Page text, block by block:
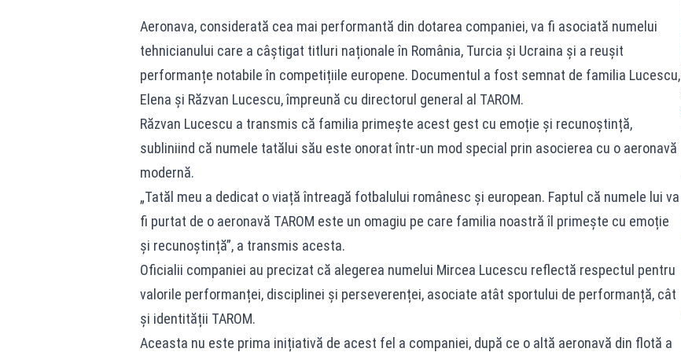
Aeronava, considerată cea mai performantă din dotarea companiei, va fi asociată numelui
tehnicianului care a câștigat titluri naționale în România, Turcia și Ucraina și a reușit
performanțe notabile în competițiile europene. Documentul a fost semnat de familia Lucescu,
Elena și Răzvan Lucescu, împreună cu directorul general al TAROM.
Răzvan Lucescu a transmis că familia primește acest gest cu emoție și recunoștință,
subliniind că numele tatălui său este onorat într-un mod special prin asocierea cu o aeronavă
modernă.
„Tatăl meu a dedicat o viață întreagă fotbalului românesc și european. Faptul că numele lui va
fi purtat de o aeronavă TAROM este un omagiu pe care familia noastră îl primește cu emoție
și recunoștință”, a transmis acesta.
Oficialii companiei au precizat că alegerea numelui Mircea Lucescu reflectă respectul pentru
valorile performanței, disciplinei și perseverenței, asociate atât sportului de performanță, cât
și identității TAROM.
Aceasta nu este prima inițiativă de acest fel a companiei, după ce o altă aeronavă din flotă a